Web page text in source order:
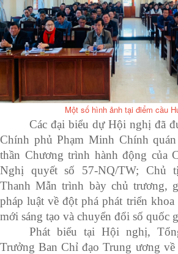
Một số hình ảnh tại điểm cầu
Các đại biểu dự Hội nghị đã
Chính phủ Phạm Minh Chính
thần Chương trình hành động của
Nghị quyết số 57-NQ/TW; Chủ
Thanh Mẫn trình bày chủ trương,
pháp luật về đột phá phát triển
mới sáng tạo và chuyển đổi số quốc
Phát biểu tại Hội nghị,
Trưởng Ban Chỉ đạo Trung ương về